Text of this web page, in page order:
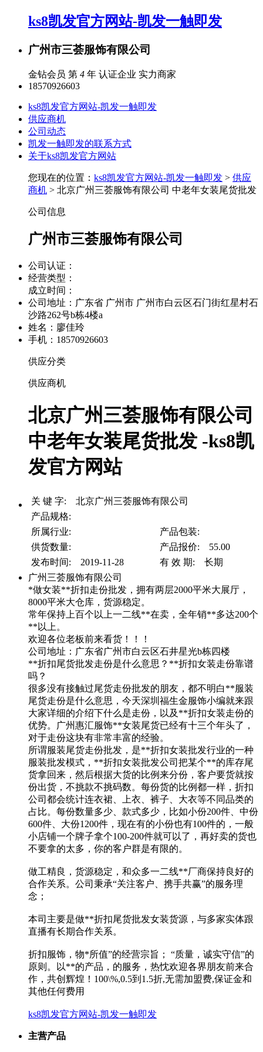
ks8凯发官方网站-凯发一触即发
广州市三荟服饰有限公司
金钻会员 第 4 年 认证企业 实力商家
18570926603
ks8凯发官方网站-凯发一触即发
供应商机
公司动态
凯发一触即发的联系方式
关于ks8凯发官方网站
您现在的位置： ks8凯发官方网站-凯发一触即发 > 供应
商机 > 北京广州三荟服饰有限公司 中老年女装尾货批发
公司信息
广州市三荟服饰有限公司
公司认证：
经营类型：
成立时间：
公司地址： 广东省 广州市 广州市白云区石门街红星村石
沙路262号b栋4楼a
姓名：廖佳玲
手机：18570926603
供应分类
供应商机
北京广州三荟服饰有限公司
中老年女装尾货批发 -ks8凯
发官方网站
关 键 字: 北京广州三荟服饰有限公司
产品规格:
所属行业:
产品包装:
供货数量:
产品报价: 55.00
发布时间: 2019-11-28
有 效 期: 长期
广州三荟服饰有限公司
*做女装**折扣走份批发，拥有两层2000平米大展厅，
8000平米大仓库，货源稳定。
常年保持上百个以上一二线**在卖，全年销**多达200个
**以上。
欢迎各位老板前来看货！！！
公司地址：广东省广州市白云区石井星光b栋四楼
**折扣尾货批发走份是什么意思？**折扣女装走份靠谱
吗？
很多没有接触过尾货走份批发的朋友，都不明白**服装
尾货走份是什么意思，今天深圳福生金服饰小编就来跟
大家详细的介绍下什么是走份，以及**折扣女装走份的
优势。广州惠汇服饰**女装尾货已经有十三个年头了，
对于走份这块有非常丰富的经验。
所谓服装尾货走份批发，是**折扣女装批发行业的一种
服装批发模式，**折扣女装批发公司把某个**的库存尾
货拿回来，然后根据大货的比例来分份，客户要货就按
份出货，不挑款不挑码数。每份货的比例都一样，折扣
公司都会统计连衣裙、上衣、裤子、大衣等不同品类的
占比。每份数量多少、款式多少，比如小份200件、中份
600件、大份1200件，现在有的小份也有100件的，一般
小店铺一个牌子拿个100-200件就可以了，再好卖的货也
不要拿的太多，你的客户群是有限的。
做工精良，货源稳定，和众多一二线**厂商保持良好的
合作关系。公司秉承“关注客户、携手共赢”的服务理
念；
本司主要是做**折扣尾货批发女装货源，与多家实体跟
直播有长期合作关系。
折扣服饰，物*所值”的经营宗旨； “质量，诚实守信”的
原则。以**的产品，的服务，热忱欢迎各界朋友前来合
作，共创辉煌！100\%,0.5到1.5折,无需加盟费,保证金和
其他任何费用
ks8凯发官方网站-凯发一触即发
主营产品